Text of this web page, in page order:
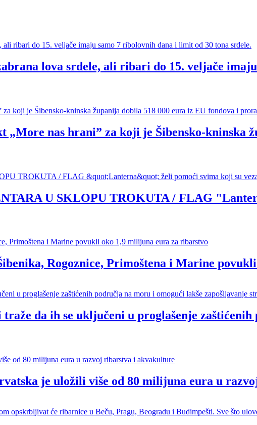
lova srdele, ali ribari do 15. veljače
nas hrani” za koji je Šibensko-kninska
U SKLOPU TROKUTA / FLAG
Rogoznice, Primoštena i Marine
da ih se uključeni u proglašenje zaštićenih
je uložili više od 80 milijuna eura u